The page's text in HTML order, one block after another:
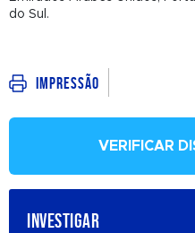
do Sul.
Impressão
VERIFICAR
INVESTIGAR